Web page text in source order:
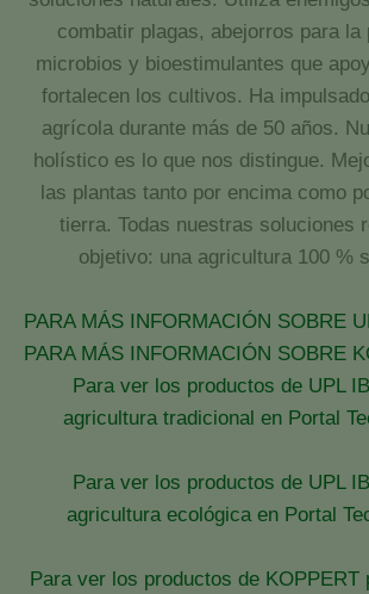
combatir plagas, abejorros para la
microbios y bioestimulantes que
fortalecen los cultivos. Ha
agrícola durante más de 50 años.
holístico es lo que nos distingue.
las plantas tanto por encima como
tierra. Todas nuestras soluciones
objetivo: una agricultura 100 %
PARA MÁS INFORMACIÓN SOBRE
PARA MÁS INFORMACIÓN SOBRE
Para ver los productos de UPL
agricultura tradicional en Portal
Para ver los productos de UPL
agricultura ecológica en Portal
Para ver los productos de KOPPERT